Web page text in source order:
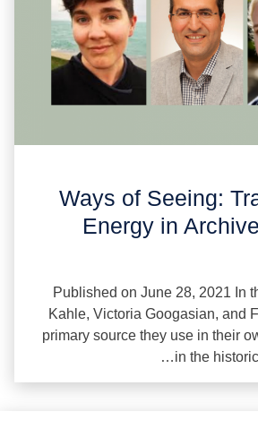
Ways of Seeing:
Energy in
Published on June 28, 2021 In
Kahle, Victoria Googasian, and
primary source they use in their
in the